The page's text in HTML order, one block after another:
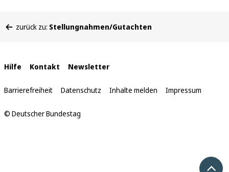
befinden
zurück zu: Stellungnahmen/Gutachten
Interne
Links
Hilfe Kontakt Newsletter
Barrierefreiheit Datenschutz Inhalte melden Impressum
© Deutscher Bundestag